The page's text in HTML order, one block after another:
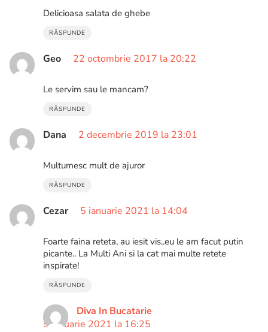
Delicioasa salata de ghebe
RĂSPUNDE
Geo 22 octombrie 2017 la 20:22
Le servim sau le mancam?
RĂSPUNDE
Dana 2 decembrie 2019 la 23:01
Multumesc mult de ajuror
RĂSPUNDE
Cezar 5 ianuarie 2021 la 14:04
Foarte faina reteta, au iesit vis..eu le am facut putin
picante.. La Multi Ani si la cat mai multe retete
inspirate!
RĂSPUNDE
Diva In Bucatarie
5 ianuarie 2021 la 16:25